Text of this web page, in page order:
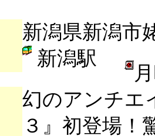
新潟県新潟市
新潟駅
幻のアンチエ
３』初登場！